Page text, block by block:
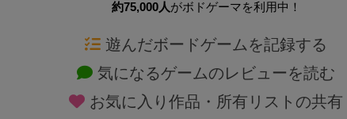
対象年齢を指定します。 世界観や登
テーマ/フレ
約75,000人がボドゲーマを利用中！
遊んだボードゲームを記録する
気になるゲームのレビューを読む
お気に入り作品・所有リストの共有